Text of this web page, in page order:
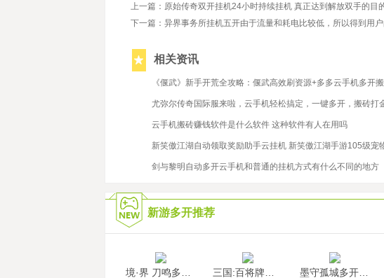
上一篇：原始传奇双开挂机24小时持续挂机 真正达到解放双手的目
下一篇：异界事务所挂机五开由于流量和耗电比较低，所以得到用
相关资讯
《偃武》新手开荒全攻略：偃武高效刷资源+多多云手机多开
尤弥尔传奇国际服来啦，云手机轻松搞定，一键多开，搬砖打
云手机搬砖赚钱软件是什么软件 这种软件有人在用吗
新笑傲江湖自动领取奖励助手云挂机 新笑傲江湖手游105级宠
剑与黎明自动多开云手机和普通的挂机方式有什么不同的地方
新游多开推荐